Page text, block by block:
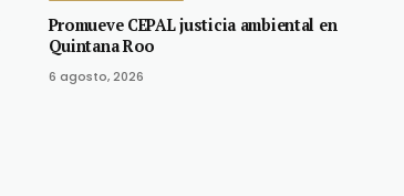
Promueve CEPAL justicia ambiental en
Quintana Roo
6 agosto, 2026